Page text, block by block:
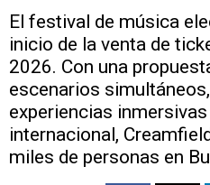
El festival de música
inicio de la venta de
2026. Con una
escenarios
experiencias
internacional,
miles de personas en